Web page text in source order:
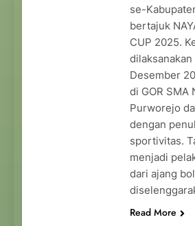
se-
bertajuk
CUP 2025.
dilaksanakan
Desember
di GOR SMA
Purworejo
dengan
sportivitas.
menjadi
dari ajang
Read More